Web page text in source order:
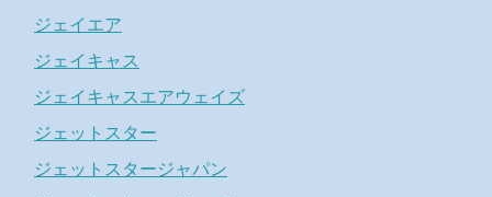
ジェイエア
ジェイキャス
ジェイキャスエアウェイズ
ジェットスター
ジェットスタージャパン